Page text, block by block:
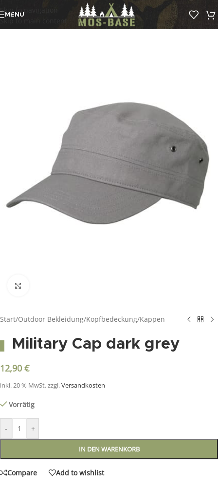
Skip to navigation
Skip to main content
MENU
Start/Outdoor Bekleidung/Kopfbedeckung/Kappen
Military Cap dark grey
12,90 €
inkl. 20 % MwSt.zzgl.Versandkosten
Vorrätig
- +
IN DEN WARENKORB
Compare Add to wishlist